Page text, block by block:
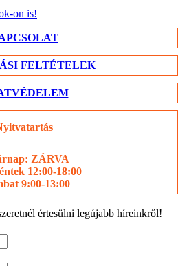
on is!
FELTÉTELEK
ZÁRVA
12:00-18:00
9:00-13:00
értesülni legújabb híreinkről!